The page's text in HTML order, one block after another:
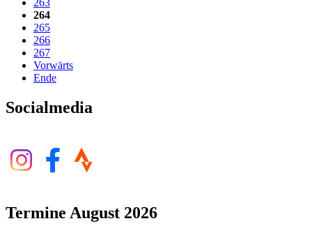
263
264
265
266
267
Vorwärts
Ende
Socialmedia
Termine August 2026